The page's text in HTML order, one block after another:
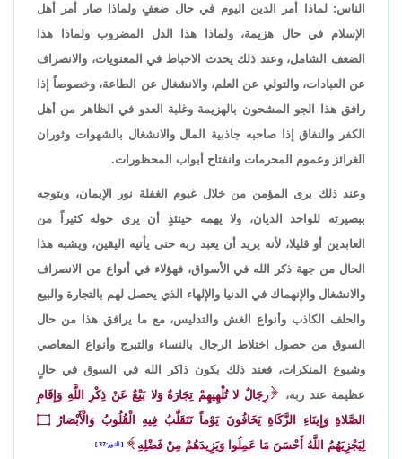
الناس: لماذا أمر الدين اليوم في حال ضعفٍ ولماذا صار أمر أهل
الإسلام في حال هزيمة، ولماذا هذا الذل المضروب ولماذا هذا
الضعف الشامل، وعند ذلك يحدث الاحباط في المعنويات، والانصراف
عن العبادات، والتولي عن العلم، والانشغال عن الطاعة، وخصوصاً إذا
رافق هذا الجو المشحون بالهزيمة وغلبة العدو في الظاهر من أهل
الكفر والنفاق إذا صاحبه جاذبية المال والانشغال بالشهوات وثوران
الغرائز وعموم المحرمات وانفتاح أبواب المحظورات.
وعند ذلك يرى المؤمن من خلال غيوم الغفلة نور الإيمان، ويتوجه
ببصيرته للواحد الديان، ولا يهمه حينئذٍ أن يرى حوله كثيراً من
العابدين أو قليلا، لأنه يريد أن يعبد ربه حتى يأتيه اليقين، ويشبه هذا
الحال من جهة ذكر الله في الأسواق، فهؤلاء في أنواع من الانصراف
والانشغال والإنهماك في الدنيا والإلهاء الذي يحصل لهم بالتجارة والبيع
والحلف الكاذب وأنواع الغش والتدليس، مع ما يرافق هذا من حال
السوق من حصول اختلاط الرجال بالنساء والتبرج وأنواع المعاصي
وشيوع المنكرات، فعند ذلك يكون ذاكر الله في السوق في حالٍ
عظيمة عند ربه،
رِجَالٌ لا تُلْهِيهِمْ تِجَارَةٌ وَلا بَيْعٌ عَنْ ذِكْرِ اللَّهِ وَإِقَامِ
الصَّلاةِ وَإِيتَاءِ الزَّكَاةِ يَخَافُونَ يَوْماً تَتَقَلَّبُ فِيهِ الْقُلُوبُ وَالْأَبْصَارُ ۝
لِيَجْزِيَهُمُ اللَّهُ أَحْسَنَ مَا عَمِلُوا وَيَزِيدَهُمْ مِنْ فَضْلِهِ
النور:37 .